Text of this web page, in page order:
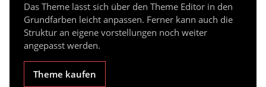
Das Theme lässt sich über den Theme Editor in den
Grundfarben leicht anpassen. Ferner kann auch die
Struktur an eigene vorstellungen noch weiter
angepasst werden.
Theme kaufen